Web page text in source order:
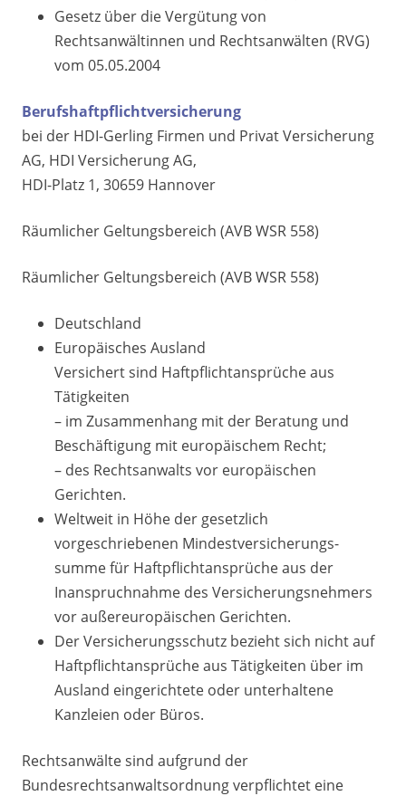
Gesetz über die Vergütung von
Rechtsanwältinnen und Rechtsanwälten (RVG)
vom 05.05.2004
Berufshaftpflichtversicherung
bei der HDI-Gerling Firmen und Privat Versicherung
AG, HDI Versicherung AG,
HDI-Platz 1, 30659 Hannover
Räumlicher Geltungsbereich (AVB WSR 558)
Räumlicher Geltungsbereich (AVB WSR 558)
Deutschland
Europäisches Ausland
Versichert sind Haftpflichtansprüche aus
Tätigkeiten
– im Zusammenhang mit der Beratung und
Beschäftigung mit europäischem Recht;
– des Rechtsanwalts vor europäischen
Gerichten.
Weltweit in Höhe der gesetzlich
vorgeschriebenen Mindestversicherungs­
summe für Haftpflichtansprüche aus der
Inanspruchnahme des Versiche­rungsnehmers
vor außereuropäischen Gerichten.
Der Versicherungsschutz bezieht sich nicht auf
Haftpflichtansprüche aus Tätigkeiten über im
Ausland eingerichtete oder unterhaltene
Kanzleien oder Büros.
Rechtsanwälte sind aufgrund der
Bundesrechtsanwaltsordnung verpflichtet eine